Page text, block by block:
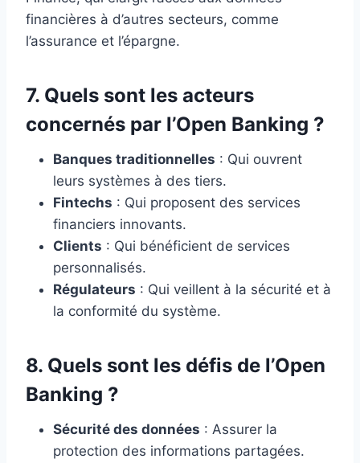
financières à d’autres secteurs, comme
l’assurance et l’épargne.
7. Quels sont les acteurs
concernés par l’Open Banking ?
Banques traditionnelles : Qui ouvrent
leurs systèmes à des tiers.
Fintechs : Qui proposent des services
financiers innovants.
Clients : Qui bénéficient de services
personnalisés.
Régulateurs : Qui veillent à la sécurité et à
la conformité du système.
8. Quels sont les défis de l’Open
Banking ?
Sécurité des données : Assurer la
protection des informations partagées.